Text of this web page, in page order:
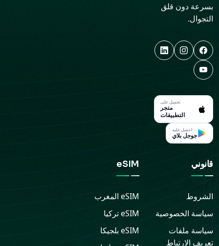
بسرعة دون قلق
التجوال.
تحميل على
متجر
التطبيقات
احصل عليه
جوجل بلاي
قانوني
الشروط
سياسة الخصوصية
سياسة ملفات
تعريف الارتباط
eSIM
eSIM المغرب
eSIMتركيا
eSIM بلجيكا